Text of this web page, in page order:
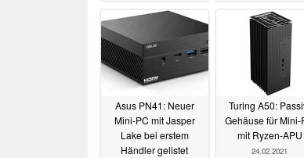
Asus PN41: Neuer
Mini-PC mit Jasper
Lake bei erstem
Händler gelistet
Turing A50:
Gehäuse für Mini-
mit Ryzen-APU
24.02.2021